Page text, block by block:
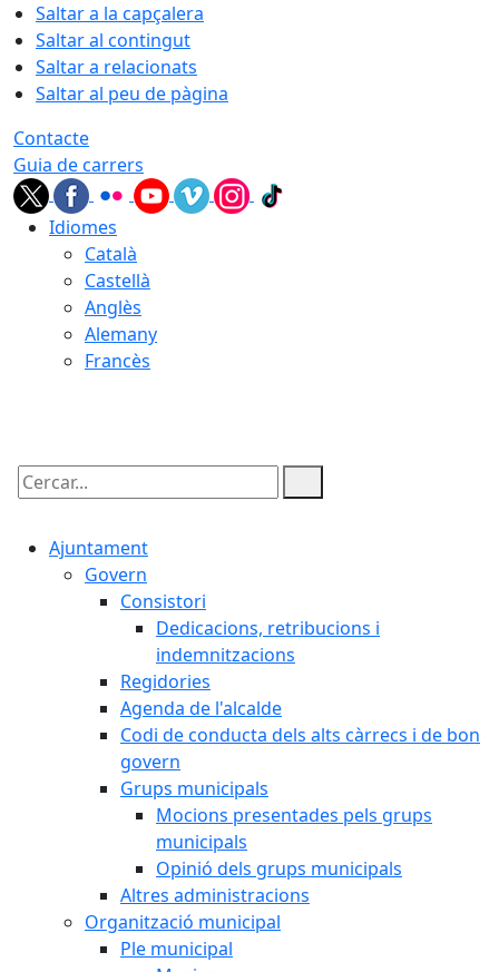
Saltar a la capçalera
Saltar al contingut
Saltar a relacionats
Saltar al peu de pàgina
Contacte
Guia de carrers
Idiomes
Català
Castellà
Anglès
Alemany
Francès
Cercar:
Ajuntament
Govern
Consistori
Dedicacions, retribucions i
indemnitzacions
Regidories
Agenda de l'alcalde
Codi de conducta dels alts càrrecs i de bon
govern
Grups municipals
Mocions presentades pels grups
municipals
Opinió dels grups municipals
Altres administracions
Organització municipal
Ple municipal